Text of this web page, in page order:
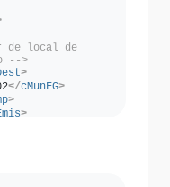
de local de
-->
>
</cMunFG>
>
>